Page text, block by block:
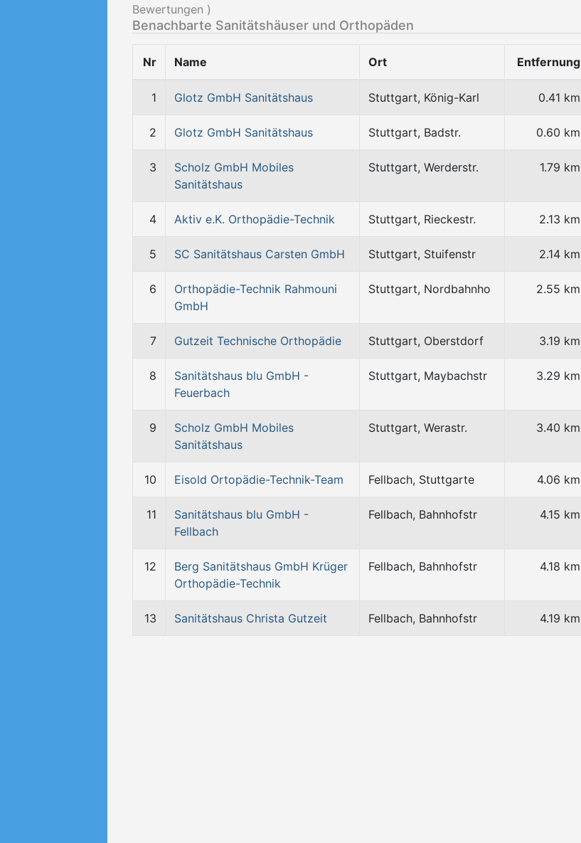
Bewertungen )
Benachbarte Sanitätshäuser und Orthopäden
Nr Name Ort Entfernung
1 Glotz GmbH Sanitätshaus Stuttgart, König-Karl 0.41 km
2 Glotz GmbH Sanitätshaus Stuttgart, Badstr. 0.60 km
3
Scholz GmbH Mobiles
Sanitätshaus
Stuttgart, Werderstr. 1.79 km
4 Aktiv e.K. Orthopädie-Technik Stuttgart, Rieckestr. 2.13 km
5 SC Sanitätshaus Carsten GmbH Stuttgart, Stuifenstr 2.14 km
6
Orthopädie-Technik Rahmouni
GmbH
Stuttgart, Nordbahnho 2.55 km
7 Gutzeit Technische Orthopädie Stuttgart, Oberstdorf 3.19 km
8
Sanitätshaus blu GmbH -
Feuerbach
Stuttgart, Maybachstr 3.29 km
9
Scholz GmbH Mobiles
Sanitätshaus
Stuttgart, Werastr. 3.40 km
10 Eisold Ortopädie-Technik-Team Fellbach, Stuttgarte 4.06 km
11
Sanitätshaus blu GmbH -
Fellbach
Fellbach, Bahnhofstr 4.15 km
12
Berg Sanitätshaus GmbH Krüger
Orthopädie-Technik
Fellbach, Bahnhofstr 4.18 km
13 Sanitätshaus Christa Gutzeit Fellbach, Bahnhofstr 4.19 km